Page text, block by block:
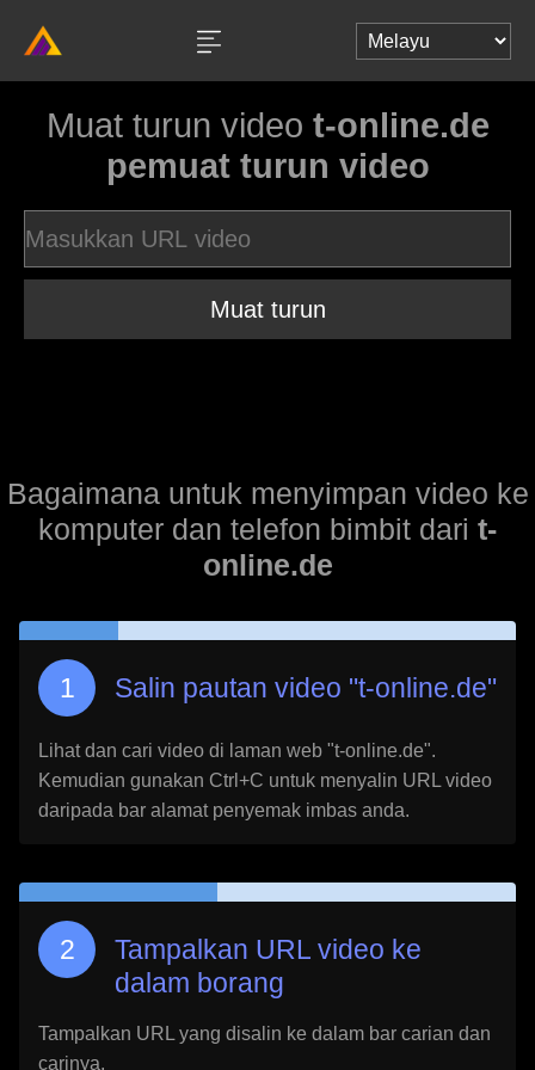
Muat turun video t-online.de
pemuat turun video
Muat turun
Bagaimana untuk menyimpan video ke
komputer dan telefon bimbit dari t-
online.de
Salin pautan video "t-online.de"
Lihat dan cari video di laman web "t-online.de".
Kemudian gunakan Ctrl+C untuk menyalin URL video
daripada bar alamat penyemak imbas anda.
Tampalkan URL video ke
dalam borang
Tampalkan URL yang disalin ke dalam bar carian dan
carinya.